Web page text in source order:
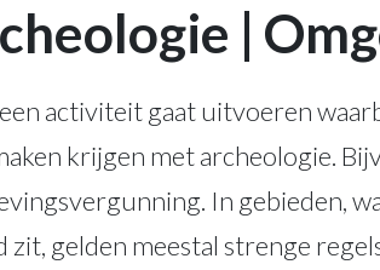
|
activiteit gaat uitvoeren
krijgen met archeologie.
In gebieden,
zit, gelden meestal strenge